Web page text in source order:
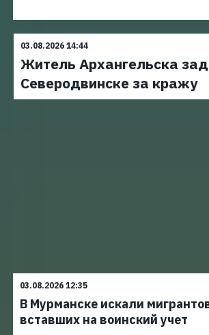
03.08.2026 14:44
Житель Архангельска
Северодвинске за кражу
03.08.2026 12:35
В Мурманске искали
вставших на воинский учет